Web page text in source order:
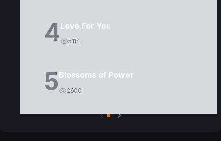
4Love For You
5114
5Blossoms of Power
2600